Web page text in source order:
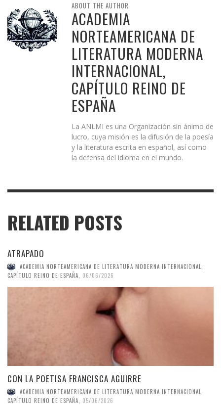
ABOUT THE AUTHOR
ACADEMIA
NORTEAMERICANA DE
LITERATURA MODERNA
INTERNACIONAL,
CAPÍTULO REINO DE
ESPAÑA
La ANLMI es una Organización sin ánimo de
lucro, cuya misión es la difusión de la poesía
y la literatura escrita en español, así como
la defensa del idioma en el mundo.
RELATED POSTS
ATRAPADO
ACADEMIA NORTEAMERICANA DE LITERATURA MODERNA INTERNACIONAL,
CAPÍTULO REINO DE ESPAÑA
06/06/2026
CON LA POETISA FRANCISCA AGUIRRE
ACADEMIA NORTEAMERICANA DE LITERATURA MODERNA INTERNACIONAL,
CAPÍTULO REINO DE ESPAÑA
05/06/2026